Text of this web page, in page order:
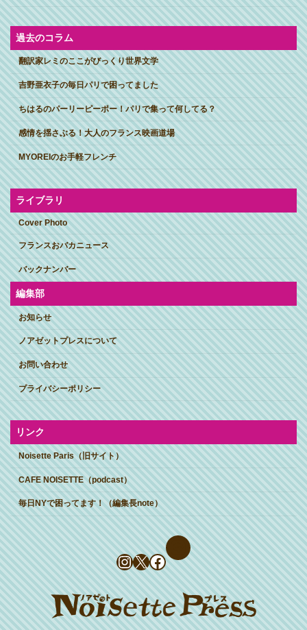
過去のコラム
翻訳家レミのここがびっくり世界文学
吉野亜衣子の毎日パリで困ってました
ちはるのパーリーピーポー！パリで集って何してる？
感情を揺さぶる！大人のフランス映画道場
MYOREIのお手軽フレンチ
ライブラリ
Cover Photo
フランスおバカニュース
バックナンバー
編集部
お知らせ
ノアゼットプレスについて
お問い合わせ
プライバシーポリシー
リンク
Noisette Paris（旧サイト）
CAFE NOISETTE（podcast）
毎日NYで困ってます！（編集長note）
Instagram
X Facebook